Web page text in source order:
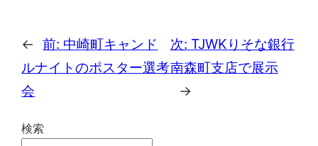
← 前: 中崎町キャンド
ルナイトのポスター選考
会
次: TJWKりそな銀行
南森町支店で展示
→
検索